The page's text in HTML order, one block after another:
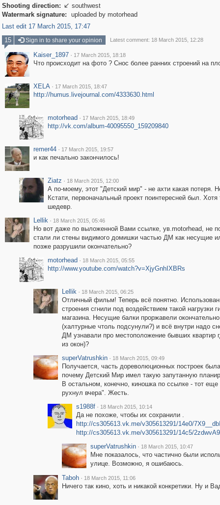
Shooting direction:  southwest
Watermark signature:
uploaded by motorhead
Last edit 17 March 2015, 17:47
15
Sign in to share your opinion Latest comment: 18 March 2015, 12:28
Kaiser_1897 · 17 March 2015, 18:18
Что происходит на фото ? Снос более ранних строений на
XELA · 17 March 2015, 18:47
http://humus.livejournal.com/4333630.html
motorhead · 17 March 2015, 18:49
http://vk.com/album-40095550_159209840
remer44 · 17 March 2015, 19:57
и как печально закончилось!
Ziatz · 18 March 2015, 12:00
А по-моему, этот "Детский мир" - не ахти какая потеря.
Кстати, первоначальный проект поинтересней был. Хотя
шедевр.
Lellik · 18 March 2015, 05:46
Но вот даже по выложенной Вами ссылке, ув.motorhead, не
стали ли стены видимого домишки частью ДМ как несущие
позже разрушили окончательно?
motorhead · 18 March 2015, 05:55
http://www.youtube.com/watch?v=XjyGnhIXBRs
Lellik · 18 March 2015, 06:25
Отличный фильм! Теперь всё понятно.
строения сгнили под воздействием такой нагрузки
магазина. Несущие балки проржавели окончательно
(халтурные чтоль подсунули?) и всё внутри надо
ДМ узнавали про местоположение бывших квартир
из окон)?
superVatrushkin · 18 March 2015, 09:49
Получается, часть дореволюционных построек
почему Детский Мир имел такую запутанную
В остальном, конечно, киношка по ссылке - тот
рухнул вчера". Жесть.
s1988f · 18 March 2015, 10:14
Да не похоже, чтобы их сохранили .
http://cs305613.vk.me/v305613291/14e0/
http://cs305613.vk.me/v305613291/14c5/
superVatrushkin · 18 March 2015, 10:47
Мне показалось, что частично были
улице. Возможно, я ошибаюсь.
Taboh · 18 March 2015, 11:06
Ничего так кино, хоть и никакой конкретики. Ну и